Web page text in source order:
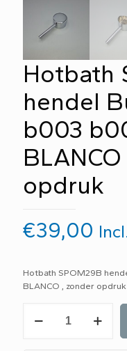
Hotbath
hendel
b003
opdruk
€39,00
Hotbath SPOM29B
BLANCO , zonder opdruk
SPOM29B
Buddy